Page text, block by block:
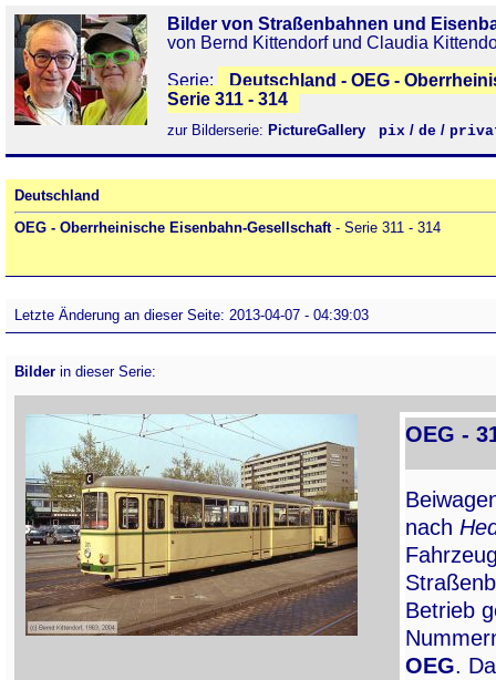
Bilder von Straßenbahnen und
von Bernd Kittendorf und Claudia
Serie:
Deutschland - OEG -
Serie 311 - 314
zur Bilderserie: PictureGallery pix / de /
Deutschland
OEG - Oberrheinische Eisenbahn-Gesellschaft- Serie 311 - 314
Letzte Änderung an dieser Seite: 2013-04-07 - 04:39:03
Bilder in dieser Serie:
OEG -
nach
Betrieb
OEG.